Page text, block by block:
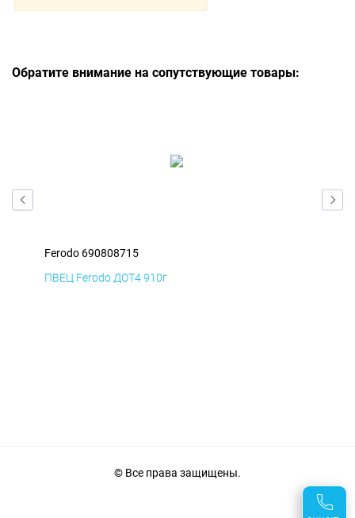
Обратите внимание на сопутствующие товары:
Ferodo 690808715
ПВЕЦ Ferodo ДОТ4 910г
© Все права защищены.